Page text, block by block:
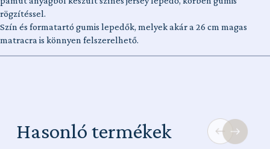
rögzítéssel.
Szín és formatartó gumis lepedők, melyek akár a 26 cm magas
matracra is könnyen felszerelhető.
Hasonló termékek